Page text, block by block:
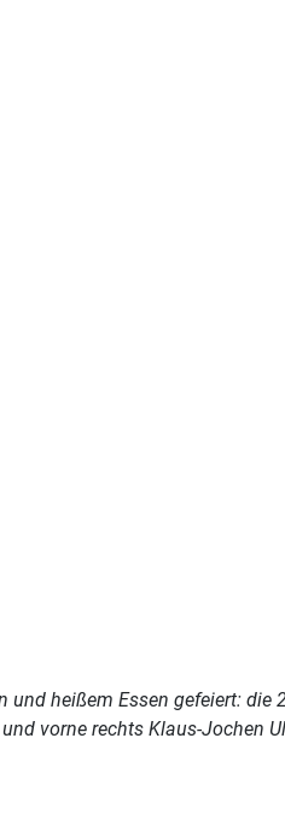
heißem Essen gefeiert: die
vorne rechts Klaus-Jochen